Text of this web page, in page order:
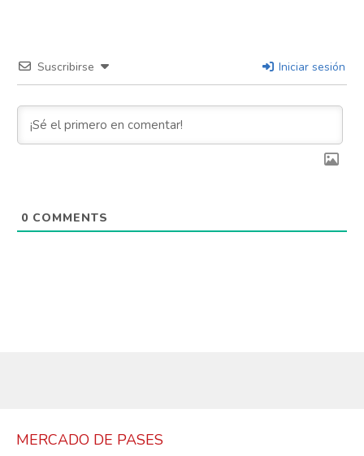
Suscribirse Iniciar sesión
0 COMMENTS
MERCADO DE PASES